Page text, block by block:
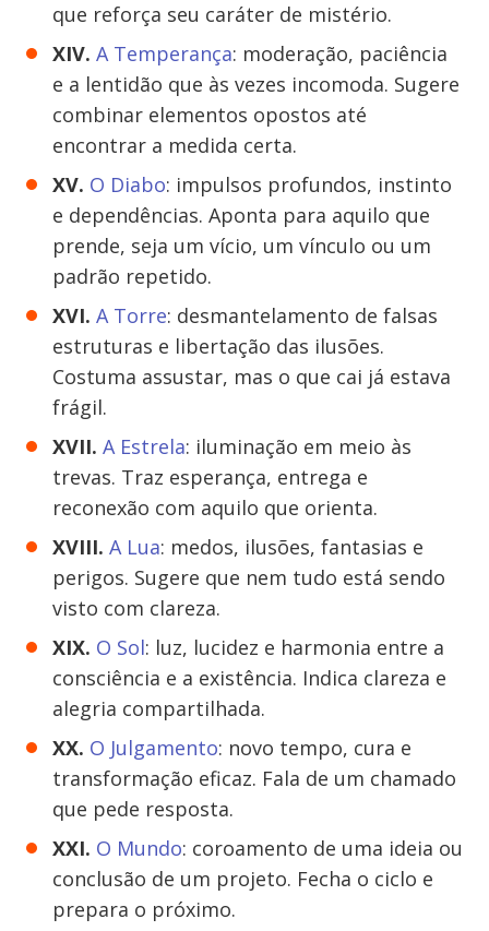
que reforça seu caráter de mistério.
XIV. A Temperança: moderação, paciência
e a lentidão que às vezes incomoda. Sugere
combinar elementos opostos até
encontrar a medida certa.
XV. O Diabo: impulsos profundos, instinto
e dependências. Aponta para aquilo que
prende, seja um vício, um vínculo ou um
padrão repetido.
XVI. A Torre: desmantelamento de falsas
estruturas e libertação das ilusões.
Costuma assustar, mas o que cai já estava
frágil.
XVII. A Estrela: iluminação em meio às
trevas. Traz esperança, entrega e
reconexão com aquilo que orienta.
XVIII. A Lua: medos, ilusões, fantasias e
perigos. Sugere que nem tudo está sendo
visto com clareza.
XIX. O Sol: luz, lucidez e harmonia entre a
consciência e a existência. Indica clareza e
alegria compartilhada.
XX. O Julgamento: novo tempo, cura e
transformação eficaz. Fala de um chamado
que pede resposta.
XXI. O Mundo: coroamento de uma ideia ou
conclusão de um projeto. Fecha o ciclo e
prepara o próximo.